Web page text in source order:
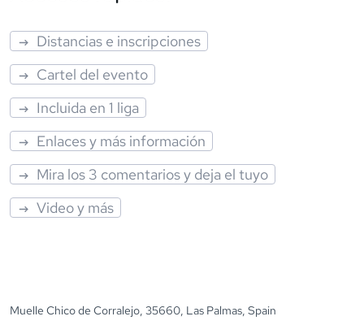
Distancias e inscripciones
Cartel del evento
Incluida en 1 liga
Enlaces y más información
Mira los 3 comentarios y deja el tuyo
Video y más
Muelle Chico de Corralejo, 35660, Las Palmas, Spain